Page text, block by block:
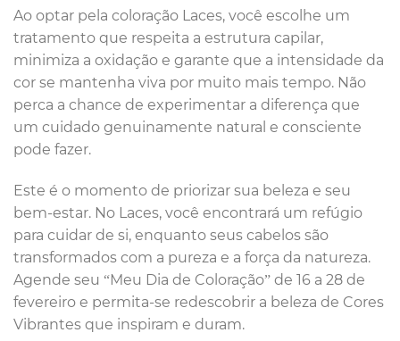
Ao optar pela coloração Laces, você escolhe um
tratamento que respeita a estrutura capilar,
minimiza a oxidação e garante que a intensidade da
cor se mantenha viva por muito mais tempo. Não
perca a chance de experimentar a diferença que
um cuidado genuinamente natural e consciente
pode fazer.
Este é o momento de priorizar sua beleza e seu
bem-estar. No Laces, você encontrará um refúgio
para cuidar de si, enquanto seus cabelos são
transformados com a pureza e a força da natureza.
Agende seu “Meu Dia de Coloração” de 16 a 28 de
fevereiro e permita-se redescobrir a beleza de Cores
Vibrantes que inspiram e duram.